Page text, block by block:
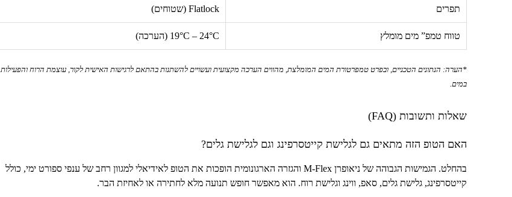
תפרים Flatlock (שטוחים)
טווח טמפ” מים מומלץ 19°C – 24°C (הערכה)
*הערה: הנתונים הטכניים, ובפרט טמפרטורת המים המומלצת, מהווים הערכה מקצועית ועשויים להשתנות בהתאם לרגישות האישית לקור, עוצמת הרוח והפעילות
במים.
שאלות ותשובות (FAQ
)
האם הטופ הזה מתאים גם לגלישת קייטסרפינג וגם לגלישת גלים?
בהחלט. הגמישות הגבוהה של ניאופרן M-Flex והגזרה הארגונומית הופכות את הטופ לאידיאלי למגוון רחב של ענפי ספורט ימי, כולל
קייטסרפינג, גלישת גלים, סאפ, ווינג וגלישת רוח. הוא מאפשר חופש תנועה מלא לחתירה או לאחיזת הבר.